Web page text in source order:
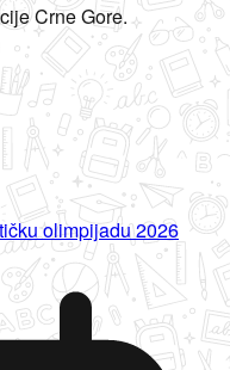
Crne Gore.
olimpijadu 2026